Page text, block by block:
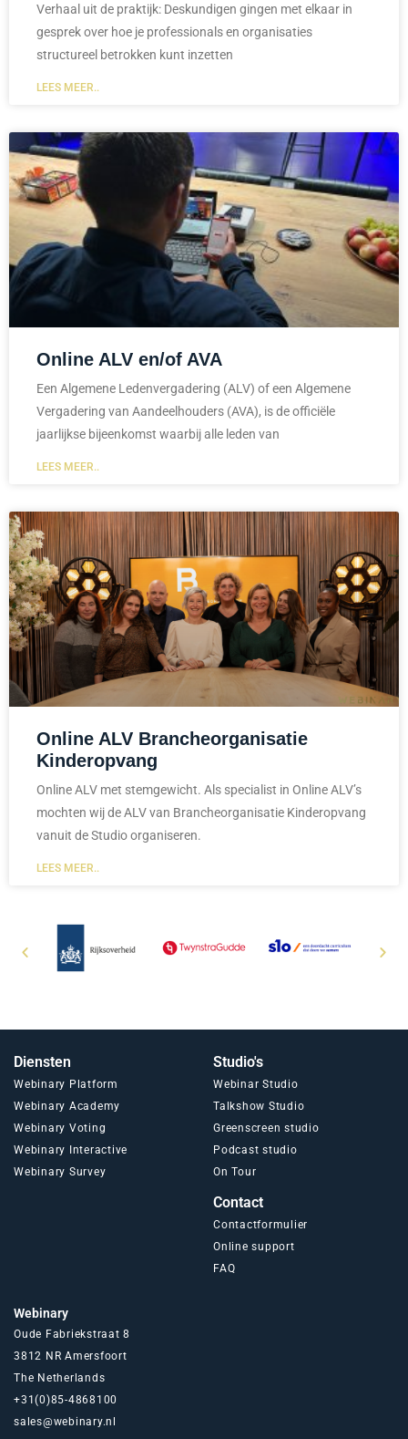
Verhaal uit de praktijk: Deskundigen gingen met elkaar in
gesprek over hoe je professionals en organisaties
structureel betrokken kunt inzetten
LEES MEER..
Online ALV en/of AVA
Een Algemene Ledenvergadering (ALV) of een Algemene
Vergadering van Aandeelhouders (AVA), is de officiële
jaarlijkse bijeenkomst waarbij alle leden van
LEES MEER..
Online ALV Brancheorganisatie
Kinderopvang
Online ALV met stemgewicht. Als specialist in Online ALV’s
mochten wij de ALV van Brancheorganisatie Kinderopvang
vanuit de Studio organiseren.
LEES MEER..
Diensten
Webinary Platform
Webinary Academy
Webinary Voting
Webinary Interactive
Webinary Survey
Studio's
Webinar Studio
Talkshow Studio
Greenscreen studio
Podcast studio
On Tour
Contact
Contactformulier
Online support
FAQ
Webinary
Oude Fabriekstraat 8
3812 NR Amersfoort
The Netherlands
+31(0)85-4868100
sales@webinary.nl